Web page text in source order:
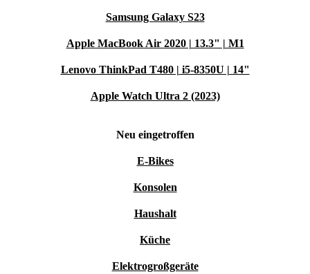
Samsung Galaxy S23
Apple MacBook Air 2020 | 13.3" | M1
Lenovo ThinkPad T480 | i5-8350U | 14"
Apple Watch Ultra 2 (2023)
Neu eingetroffen
E-Bikes
Konsolen
Haushalt
Küche
Elektrogroßgeräte